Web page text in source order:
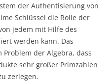
der Authentisierung von
Schlüssel die Rolle der
jedem mit Hilfe des
werden kann. Das
der Algebra, dass
sehr großer Primzahlen
zerlegen.